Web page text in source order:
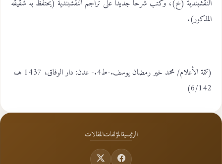
النقشبندية (خ)، وكتب شرحًا جديدًا على تراجم النقشبندية (يحتفظ به شقيقه
المذكور).
(تتمة الأعلام/ محمد خير رمضان يوسف.-ط4.- عدن: دار الوفاق، 1437 هـ،
6/142)
الرئيسيةالمؤلفاتالمقالات